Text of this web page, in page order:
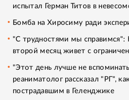
испытал Герман Титов в
Бомба на Хиросиму ради
"С трудностями мы справимся":
второй месяц живет с
"Этот день лучше не
реаниматолог рассказал "РГ",
пострадавшим в Геленджике